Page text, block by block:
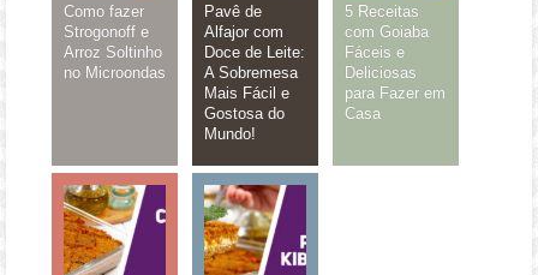
Como fazer
Strogonoff e
Arroz Soltinho
no Microondas
Pavê de
Alfajor com
Doce de Leite:
A Sobremesa
Mais Fácil e
Gostosa do
Mundo!
5 Receitas
com Goiaba
Fáceis e
Deliciosas
para Fazer em
Casa